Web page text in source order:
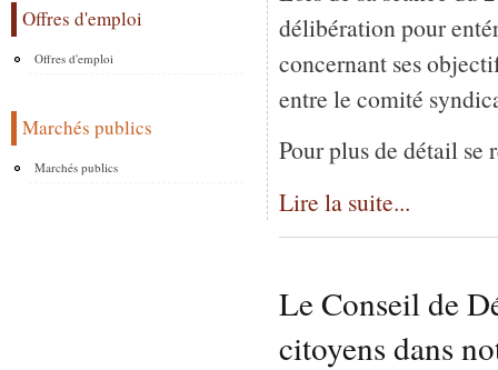
Offres d'emploi
Offres d'emploi
Marchés publics
Marchés publics
délibération pour
concernant ses
entre le comité
Pour plus de détail
Lire la suite...
Le Conseil de
citoyens dans